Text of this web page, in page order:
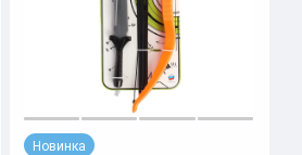
Новинка